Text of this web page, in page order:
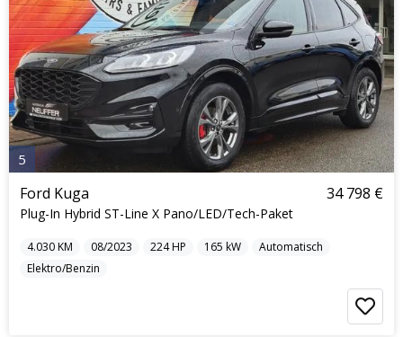
5
Ford Kuga
Plug-In Hybrid ST-Line X Pano/LED/Tech-Paket
34 798 €
4.030KM 08/2023 224HP 165 kW
Automatisch
Elektro/Benzin